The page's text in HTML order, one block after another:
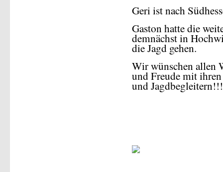
Geri ist nach
Gaston hatte die
demnächst in
die Jagd gehen.
Wir wünschen allen
und Freude mit
und Jagdbegleitern!!!